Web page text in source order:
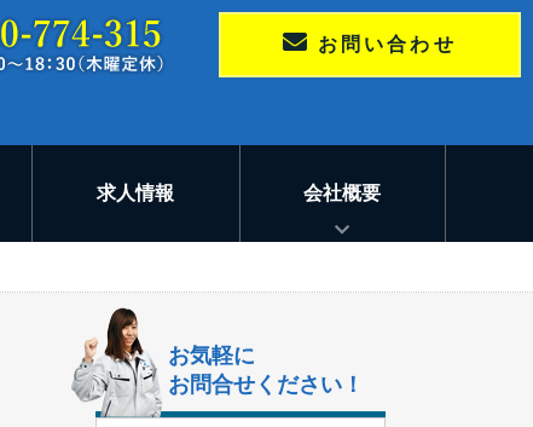
お問い合わせ
求人情報 会社概要
お気軽に
お問合せください！